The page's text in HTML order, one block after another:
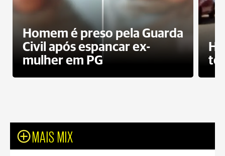
Homem é preso pela Guarda
Civil após espancar ex-
mulher em PG
MAIS MIX